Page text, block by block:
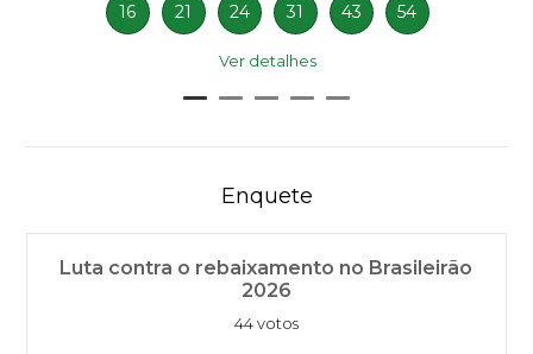
16 21 24 31 43 54
Ver detalhes
Enquete
Luta contra o rebaixamento no Brasileirão
2026
44 votos